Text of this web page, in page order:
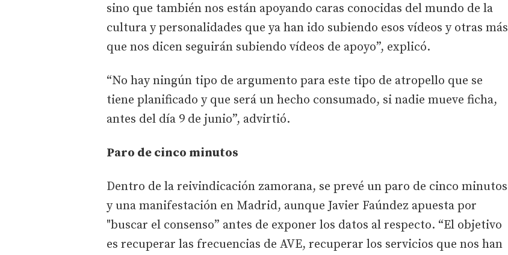
sino que también nos están apoyando caras conocidas del mundo de la
cultura y personalidades que ya han ido subiendo esos vídeos y otras más
que nos dicen seguirán subiendo vídeos de apoyo”, explicó.
“No hay ningún tipo de argumento para este tipo de atropello que se
tiene planificado y que será un hecho consumado, si nadie mueve ficha,
antes del día 9 de junio”, advirtió.
Paro de cinco minutos
Dentro de la reivindicación zamorana, se prevé un paro de cinco minutos
y una manifestación en Madrid, aunque Javier Faúndez apuesta por
"buscar el consenso” antes de exponer los datos al respecto. “El objetivo
es recuperar las frecuencias de AVE, recuperar los servicios que nos han